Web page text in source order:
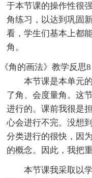
于本节课的操作性很
角练习，以达到巩固
看，学生们基本上都
角。
《角的画法》教学反思8
本节课是本单元
了角、会度量角。这
进行的。课前我很是
心会进行不完。没想
分类进行的很快，因
的概念。因此，我把
本节课我采取以